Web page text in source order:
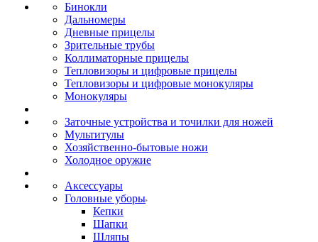
Бинокли
Дальномеры
Дневные прицелы
Зрительные трубы
Коллиматорные прицелы
Тепловизоры и цифровые прицелы
Тепловизоры и цифровые монокуляры
Монокуляры
Заточные устройства и точилки для ножей
Мультитулы
Хозяйственно-бытовые ножи
Холодное оружие
Аксессуары
Головные уборы
Кепки
Шапки
Шляпы